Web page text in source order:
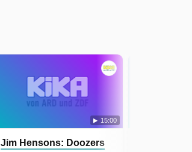
15:00
Jim Hensons: Doozers